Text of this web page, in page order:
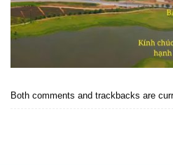
Both comments and trackbacks are